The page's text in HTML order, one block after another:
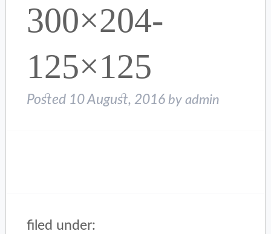
300×204-
125×125
Posted 10 August, 2016 by admin
filed under: